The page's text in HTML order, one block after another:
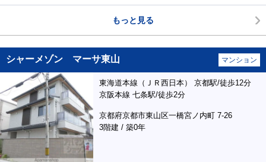
もっと見る
シャーメゾン マーサ東山 マンション
東海道本線（ＪＲ西日本） 京都駅/徒歩12分
京阪本線 七条駅/徒歩2分
京都府京都市東山区一橋宮ノ内町 7-26
3階建 / 築0年